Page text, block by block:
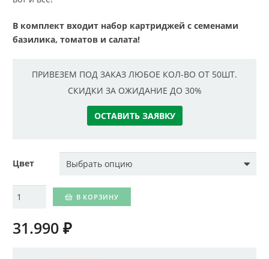
В комплект входит набор картриджей с семенами
базилика, томатов и салата!
ПРИВЕЗЕМ ПОД ЗАКАЗ ЛЮБОЕ КОЛ-ВО ОТ 50ШТ.
СКИДКИ ЗА ОЖИДАНИЕ ДО 30%
ОСТАВИТЬ ЗАЯВКУ
Цвет
Количество В КОРЗИНУ
31.990 ₽